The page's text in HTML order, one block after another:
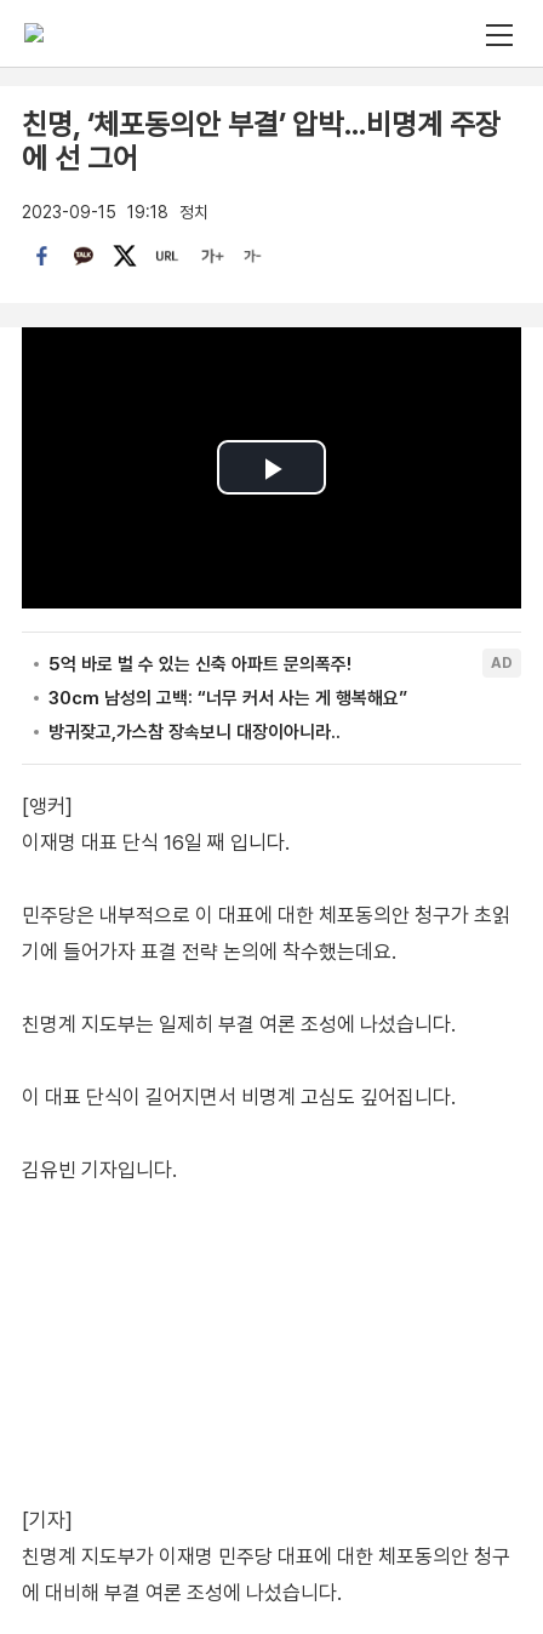
친명, ‘체포동의안 부결’ 압박…비명계 주장
에 선 그어
2023-09-15 19:18 정치
[앵커]
이재명 대표 단식 16일 째 입니다.
민주당은 내부적으로 이 대표에 대한 체포동의안 청구가 초읽
기에 들어가자 표결 전략 논의에 착수했는데요.
친명계 지도부는 일제히 부결 여론 조성에 나섰습니다.
이 대표 단식이 길어지면서 비명계 고심도 깊어집니다.
김유빈 기자입니다.
[기자]
친명계 지도부가 이재명 민주당 대표에 대한 체포동의안 청구
에 대비해 부결 여론 조성에 나섰습니다.